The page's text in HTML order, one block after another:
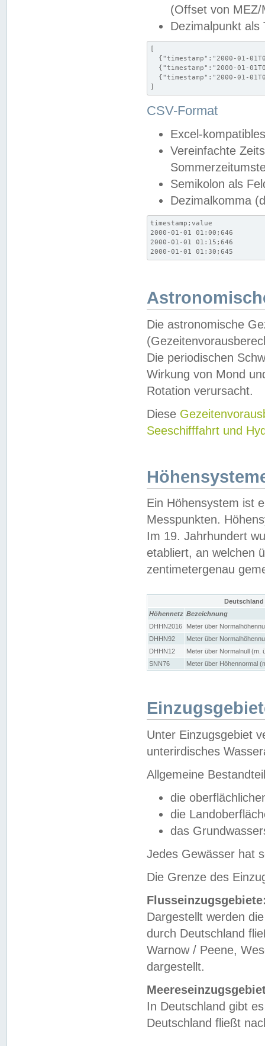
(Offset von MEZ/
Dezimalpunkt als
[
{"timestamp":"2000-01-
{"timestamp":"2000-01-
{"timestamp":"2000-01-
]
CSV-Format
Excel-
Vereinfachte
Semikolon als
Dezimalkomma
timestamp;value
2000-01-01 01:00;646
2000-01-01 01:15;646
2000-01-01 01:30;645
Die astronomische
Die periodischen
Wirkung von Mond
Rotation verursacht.
Diese
Seeschifffahrt und
Ein Höhensystem ist
Messpunkten.
Im 19. Jahrhundert
etabliert, an welchen
zentimetergenau
Höhennetz Bezeichnung
DHHN2016
Meter über
DHHN92
Meter über
DHHN12
Meter über Normalnull (m.
SNN76
Meter über Höhennormal
Unter Einzugsgebiet
unterirdisches
Allgemeine
die
die
das
Jedes Gewässer hat
Die Grenze des
Dargestellt werden
durch Deutschland
Warnow / Peene,
dargestellt.
In Deutschland gibt
Deutschland fließt